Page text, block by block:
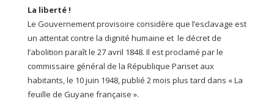
La liberté !
Le Gouvernement provisoire considère que l’esclavage est
un attentat contre la dignité humaine et le décret de
l’abolition paraît le 27 avril 1848. Il est proclamé par le
commissaire général de la République Pariset aux
habitants, le 10 juin 1948, publié 2 mois plus tard dans « La
feuille de Guyane française ».